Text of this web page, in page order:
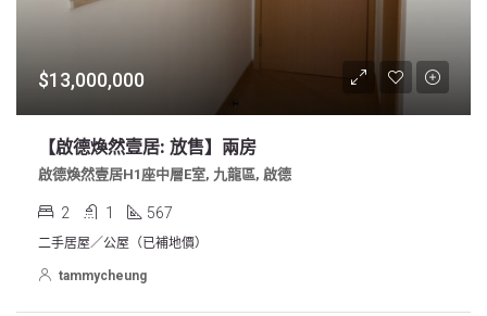
$13,000,000
【啟德煥然壹居: 放售】兩房
啟德煥然壹居H1座中層E室, 九龍區, 啟德
2 1 567
二手居屋／公屋（已補地價）
tammycheung